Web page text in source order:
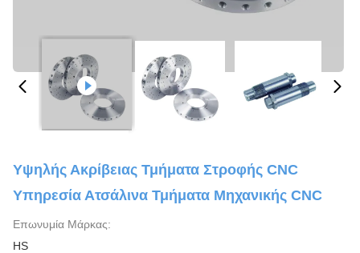
Υψηλής Ακρίβειας Τμήματα Στροφής CNC
Υπηρεσία Ατσάλινα Τμήματα Μηχανικής CNC
Επωνυμία Μάρκας:
HS